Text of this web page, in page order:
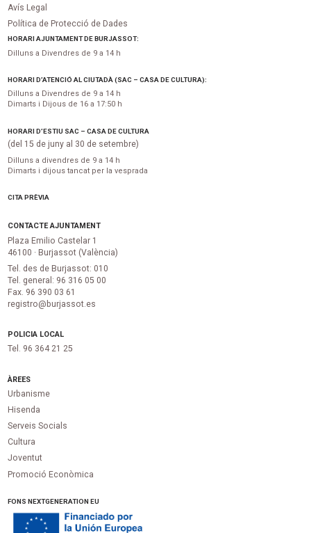
Avís Legal
Política de Protecció de Dades
HORARI AJUNTAMENT DE BURJASSOT:
Dilluns a Divendres de 9 a 14 h
HORARI D’ATENCIÓ AL CIUTADÀ (SAC – CASA DE CULTURA):
Dilluns a Divendres de 9 a 14 h
Dimarts i Dijous de 16 a 17:50 h
HORARI D’ESTIU SAC – CASA DE CULTURA
(del 15 de juny al 30 de setembre)
Dilluns a divendres de 9 a 14 h
Dimarts i dijous tancat per la vesprada
CITA PRÈVIA
CONTACTE AJUNTAMENT
Plaza Emilio Castelar 1
46100 · Burjassot (València)
Tel. des de Burjassot: 010
Tel. general: 96 316 05 00
Fax. 96 390 03 61
registro@burjassot.es
POLICIA LOCAL
Tel. 96 364 21 25
ÀREES
Urbanisme
Hisenda
Serveis Socials
Cultura
Joventut
Promoció Econòmica
FONS NEXTGENERATION EU